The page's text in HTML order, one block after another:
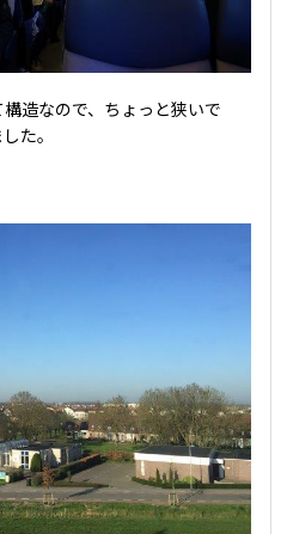
造なので、ちょっと狭いで
た。